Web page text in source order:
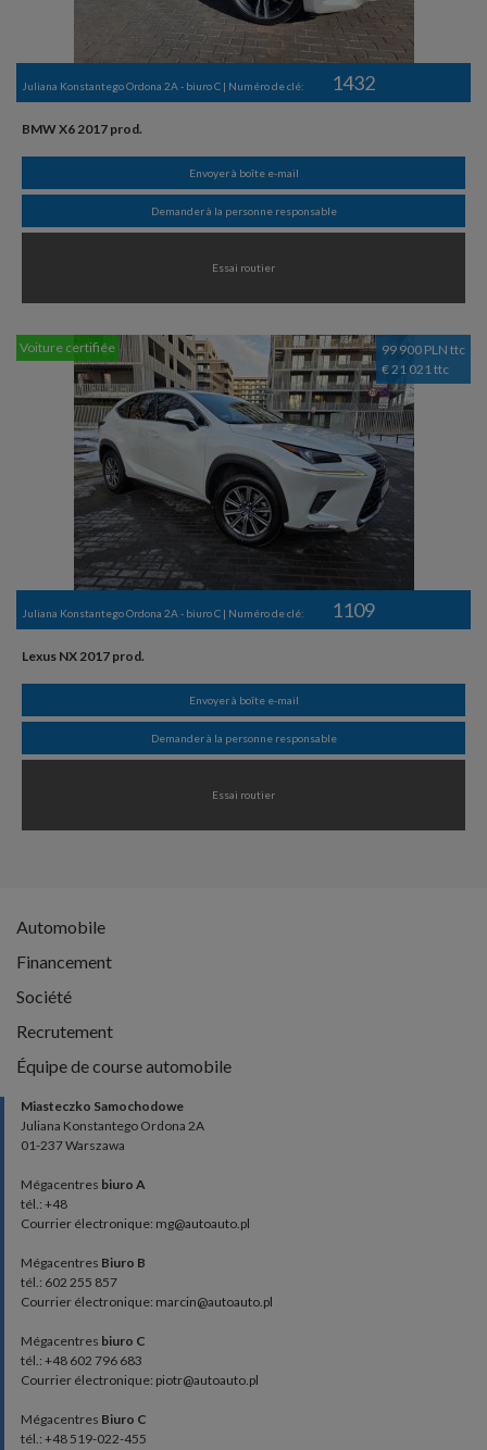
Juliana Konstantego Ordona 2A - biuro C | Numéro de clé: 1432
BMW X6 2017 prod.
Envoyer à boîte e-mail
Demander à la personne responsable
Essai routier
99 900 PLN ttc
€ 21 021 ttc
Voiture certifiée
Juliana Konstantego Ordona 2A - biuro C | Numéro de clé: 1109
Lexus NX 2017 prod.
Envoyer à boîte e-mail
Demander à la personne responsable
Essai routier
Automobile
Financement
Société
Recrutement
Équipe de course automobile
Miasteczko Samochodowe
Juliana Konstantego Ordona 2A
01-237 Warszawa
Mégacentres biuro A
tél.: +48
Courrier électronique: mg@autoauto.pl
Mégacentres Biuro B
tél.: 602 255 857
Courrier électronique: marcin@autoauto.pl
Mégacentres biuro C
tél.: +48 602 796 683
Courrier électronique: piotr@autoauto.pl
Mégacentres Biuro C
tél.: +48 519-022-455